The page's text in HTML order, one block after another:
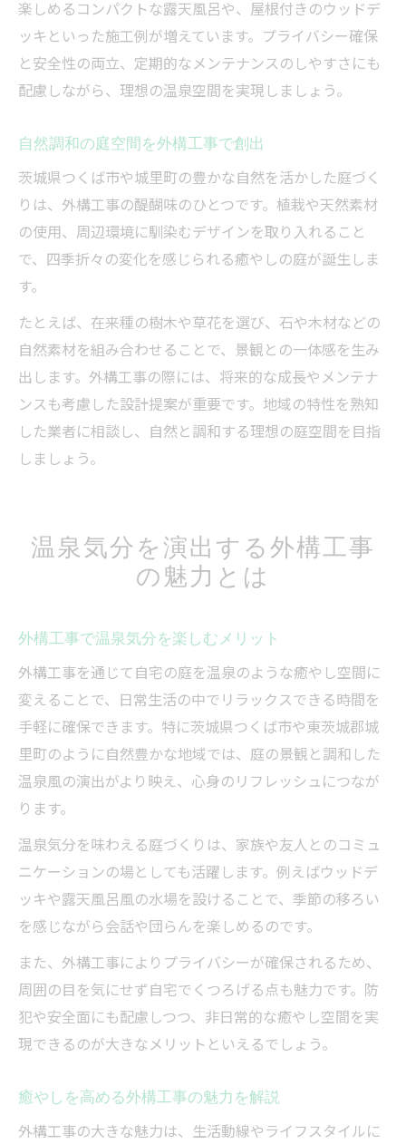
楽しめるコンパクトな露天風呂や、屋根付きのウッドデ
ッキといった施工例が増えています。プライバシー確保
と安全性の両立、定期的なメンテナンスのしやすさにも
配慮しながら、理想の温泉空間を実現しましょう。
自然調和の庭空間を外構工事で創出
茨城県つくば市や城里町の豊かな自然を活かした庭づく
りは、外構工事の醍醐味のひとつです。植栽や天然素材
の使用、周辺環境に馴染むデザインを取り入れること
で、四季折々の変化を感じられる癒やしの庭が誕生しま
す。
たとえば、在来種の樹木や草花を選び、石や木材などの
自然素材を組み合わせることで、景観との一体感を生み
出します。外構工事の際には、将来的な成長やメンテナ
ンスも考慮した設計提案が重要です。地域の特性を熟知
した業者に相談し、自然と調和する理想の庭空間を目指
しましょう。
温泉気分を演出する外構工事
の魅力とは
外構工事で温泉気分を楽しむメリット
外構工事を通じて自宅の庭を温泉のような癒やし空間に
変えることで、日常生活の中でリラックスできる時間を
手軽に確保できます。特に茨城県つくば市や東茨城郡城
里町のように自然豊かな地域では、庭の景観と調和した
温泉風の演出がより映え、心身のリフレッシュにつなが
ります。
温泉気分を味わえる庭づくりは、家族や友人とのコミュ
ニケーションの場としても活躍します。例えばウッドデ
ッキや露天風呂風の水場を設けることで、季節の移ろい
を感じながら会話や団らんを楽しめるのです。
また、外構工事によりプライバシーが確保されるため、
周囲の目を気にせず自宅でくつろげる点も魅力です。防
犯や安全面にも配慮しつつ、非日常的な癒やし空間を実
現できるのが大きなメリットといえるでしょう。
癒やしを高める外構工事の魅力を解説
外構工事の大きな魅力は、生活動線やライフスタイルに